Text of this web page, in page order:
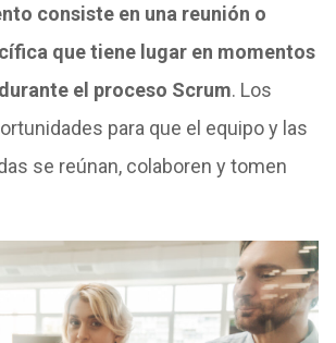
consiste en una reunión o
que tiene lugar en momentos
el proceso Scrum. Los
para que el equipo y las
se reúnan, colaboren y tomen